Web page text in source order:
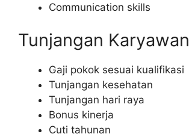
Communication skills
Tunjangan Karyawan
Gaji pokok sesuai kualifikasi
Tunjangan kesehatan
Tunjangan hari raya
Bonus kinerja
Cuti tahunan